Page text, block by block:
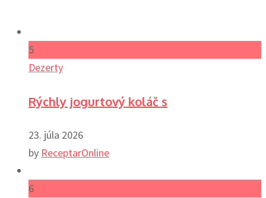
5
Dezerty
Rýchly jogurtový koláč s
23. júla 2026
by ReceptarOnline
6